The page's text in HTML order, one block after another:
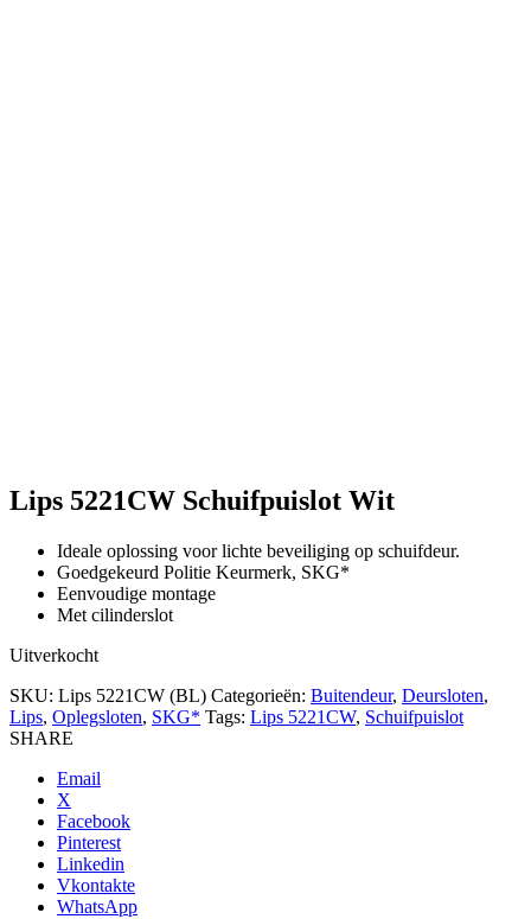
Lips 5221CW Schuifpuislot Wit
Ideale oplossing voor lichte beveiliging op schuifdeur.
Goedgekeurd Politie Keurmerk, SKG*
Eenvoudige montage
Met cilinderslot
Uitverkocht
SKU: Lips 5221CW (BL) Categorieën: Buitendeur, Deursloten,
Lips, Oplegsloten, SKG* Tags: Lips 5221CW, Schuifpuislot
SHARE
Email
X
Facebook
Pinterest
Linkedin
Vkontakte
WhatsApp